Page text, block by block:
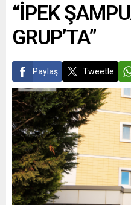
“İPEK
GRUP’TA”
Paylaş Tweetle